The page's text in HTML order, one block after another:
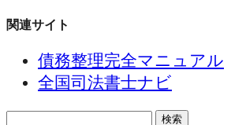
関連サイト
債務整理完全マニュアル
全国司法書士ナビ